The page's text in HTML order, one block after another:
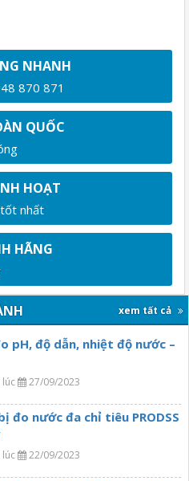
NHANH
870 871
QUỐC
HOẠT
nhất
HÃNG
xem tất cả
pH, độ dẫn, nhiệt độ nước –
27/09/2023
đo nước đa chỉ tiêu PRODSS
22/09/2023